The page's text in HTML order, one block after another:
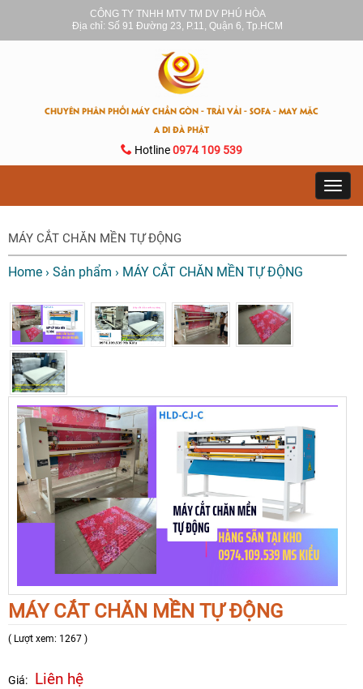
CÔNG TY TNHH MTV TM DV PHÚ HÒA
Địa chỉ: Số 91 Đường 23, P.11, Quận 6, Tp.HCM
CHUYÊN PHÂN PHỐI MÁY CHẦN GÒN - TRẢI VẢI - SOFA - MAY MẶC
A DI ĐÀ PHẬT
Hotline0974 109 539
MÁY CẮT CHĂN MỀN TỰ ĐỘNG
Home › Sản phẩm › MÁY CẮT CHĂN MỀN TỰ ĐỘNG
MÁY CẮT CHĂN MỀN TỰ ĐỘNG
( Lượt xem: 1267 )
Giá: Liên hệ